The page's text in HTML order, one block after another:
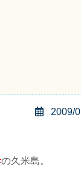
2009/
の久米島。